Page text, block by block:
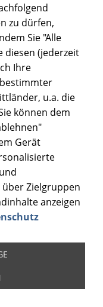
zu dürfen,
Sie "Alle
diesen (jederzeit
Ihre
u.a. die
können dem
Gerät
Zielgruppen
anzeigen